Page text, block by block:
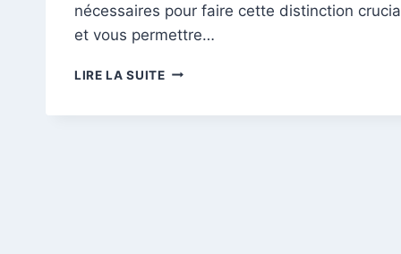
nécessaires pour faire cette distinction
et vous permettre…
LIRE LA SUITEÀ